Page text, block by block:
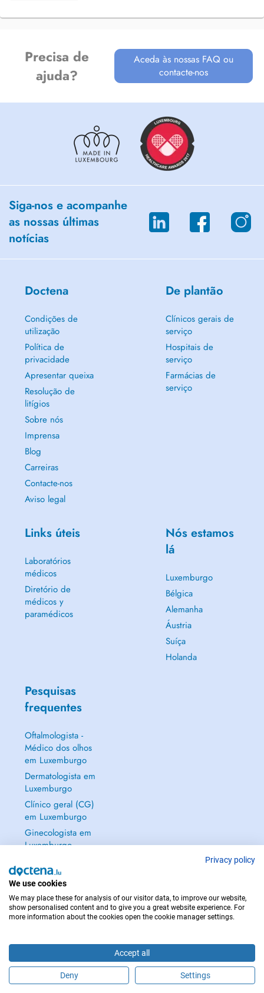
Faça uma marcação online
Precisa de
ajuda?
Aceda às nossas FAQ ou
contacte-nos
Siga-nos e acompanhe
as nossas últimas
notícias
Doctena
Condições de
utilização
Política de
privacidade
Apresentar queixa
Resolução de
litígios
Sobre nós
Imprensa
Blog
Carreiras
Contacte-nos
Aviso legal
De plantão
Clínicos gerais de
serviço
Hospitais de
serviço
Farmácias de
serviço
Links úteis
Laboratórios
médicos
Diretório de
médicos y
paramédicos
Nós estamos
lá
Luxemburgo
Bélgica
Alemanha
Áustria
Suíça
Holanda
Pesquisas
frequentes
Oftalmologista -
Médico dos olhos
em Luxemburgo
Dermatologista em
Luxemburgo
Clínico geral (CG)
em Luxemburgo
Ginecologista em
Luxemburgo
EM CASO DE EMERGÊNCIA, CONTACTE : 112
Privacy policy
We use cookies
We may place these for analysis of our visitor data, to improve our website,
show personalised content and to give you a great website experience. For
more information about the cookies open the cookie manager settings.
Accept all
Deny Settings